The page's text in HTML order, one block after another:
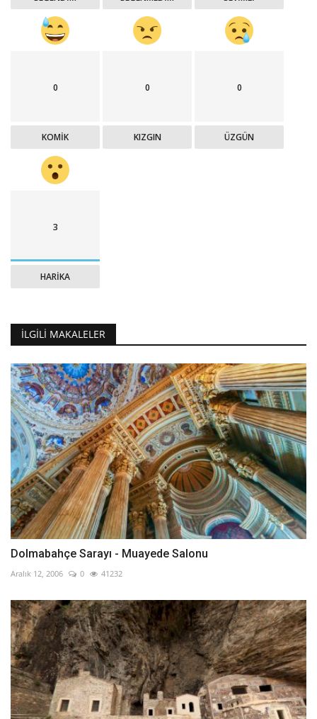
0
KOMIK
0
KIZGIN
0
ÜZGÜN
3
HARIKA
İLGILI MAKALELER
Dolmabahçe Sarayı - Muayede Salonu
Aralık 12, 2006 0 41232